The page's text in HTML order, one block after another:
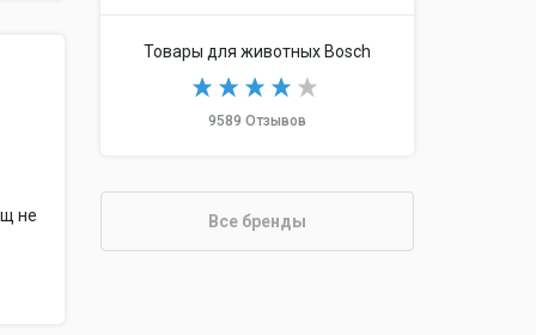
не
Товары для животных Bosch
9589 Отзывов
Все бренды